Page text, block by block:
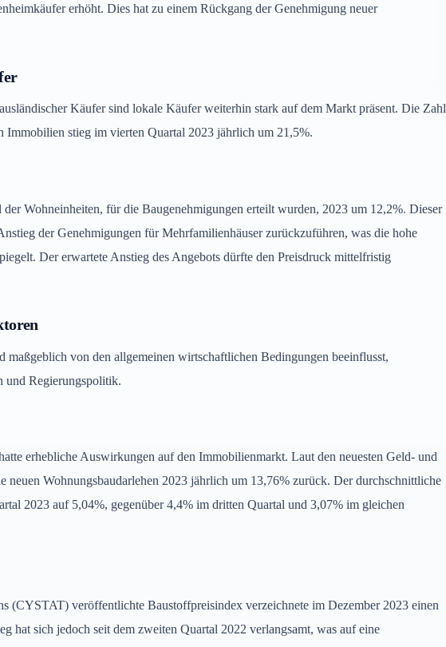
erhöht. Dies hat zu einem Rückgang der Genehmigung neuer
Käufer sind lokale Käufer weiterhin stark auf dem Markt präsent. Die Zahl
Immobilien stieg im vierten Quartal 2023 jährlich um 21,5%.
Wohneinheiten, für die Baugenehmigungen erteilt wurden, 2023 um 12,2%. Dieser
der Genehmigungen für Mehrfamilienhäuser zurückzuführen, was die hohe
Der erwartete Anstieg des Angebots dürfte den Preisdruck mittelfristig
von den allgemeinen wirtschaftlichen Bedingungen beeinflusst,
und Regierungspolitik.
erhebliche Auswirkungen auf den Immobilienmarkt. Laut den neuesten Geld- und
neuen Wohnungsbaudarlehen 2023 jährlich um 13,76% zurück. Der durchschnittliche
2023 auf 5,04%, gegenüber 4,4% im dritten Quartal und 3,07% im gleichen
(CYSTAT) veröffentlichte Baustoffpreisindex verzeichnete im Dezember 2023 einen
hat sich jedoch seit dem zweiten Quartal 2022 verlangsamt, was auf eine